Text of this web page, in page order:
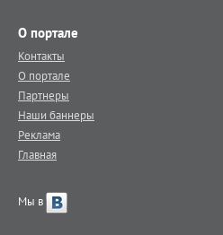
О портале
Контакты
О портале
Партнеры
Наши баннеры
Реклама
Главная
Мы в